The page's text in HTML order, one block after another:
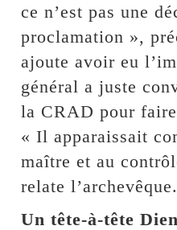
ce n’est pas une
proclamation »,
ajoute avoir eu
général a juste
la CRAD pour
« Il apparaissait
maître et au
relate l’archevêque.
Un tête-à-tête